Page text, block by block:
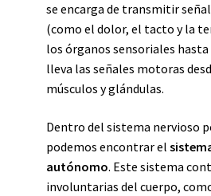
se encarga de transmitir
(como el dolor, el tacto y la
los órganos sensoriales hasta
lleva las señales motoras
músculos y glándulas.
Dentro del sistema nervioso
podemos encontrar el
autónomo. Este sistema
involuntarias del cuerpo,